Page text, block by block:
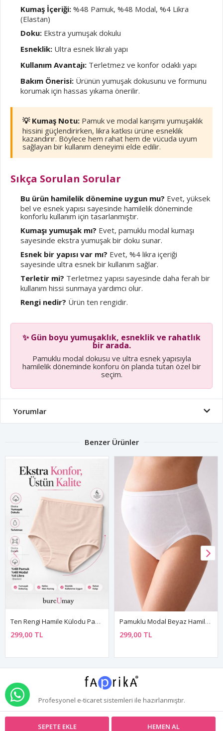
SEPETE EKLE HEMEN AL
Kumaş İçeriği: %48 Pamuk, %48 Modal, %4 Likra
(Elastan)
Doku: Ekstra yumuşak dokulu
Esneklik: Ultra esnek likralı yapı
Kullanım Avantajı: Terletmez ve konfor odaklı yapı
Bakım Önerisi: Ürünün yumuşak dokusunu ve formunu
korumak için hassas yıkama önerilir.
💡 Kumaş Notu: Pamuk ve modal karışımı yumuşaklık
hissini güçlendirirken, likra katkısı ürüne esneklik
kazandırır. Böylece hem rahat hem de vücuda uyum
sağlayan bir kullanım deneyimi elde edilir.
Sıkça Sorulan Sorular
Bu ürün hamilelik dönemine uygun mu? Evet, yüksek
bel ve esnek yapısı sayesinde hamilelik döneminde
konforlu kullanım için tasarlanmıştır.
Kumaşı yumuşak mı? Evet, pamuklu modal kumaşı
sayesinde ekstra yumuşak bir doku sunar.
Esnek bir yapısı var mı? Evet, %4 likra içeriği
sayesinde ultra esnek bir kullanım sağlar.
Terletir mi? Terletmez yapısı sayesinde daha ferah bir
kullanım hissi sunmaya yardımcı olur.
Rengi nedir? Ürün ten rengidir.
✨ Gün boyu yumuşaklık, esneklik ve rahatlık
bir arada.
Pamuklu modal dokusu ve ultra esnek yapısıyla
hamilelik döneminde konforu ön planda tutan özel bir
seçim.
Yorumlar
Benzer Ürünler
Ten Rengi Hamile Külodu Pamuklu Modal Ultra Esnek Likralı
299,00 TL
Pamuklu Modal Beyaz Hamile Külodu Ultra Esnek Likralı
299,00 TL
Profesyonel e-ticaretsistemleri ile hazırlanmıştır.